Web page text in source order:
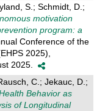
S.; Schmidt, D.;
motivation
program: a
Conference of the
2025),
2025.
C.; Jekauc, D.;
Behavior as
of Longitudinal